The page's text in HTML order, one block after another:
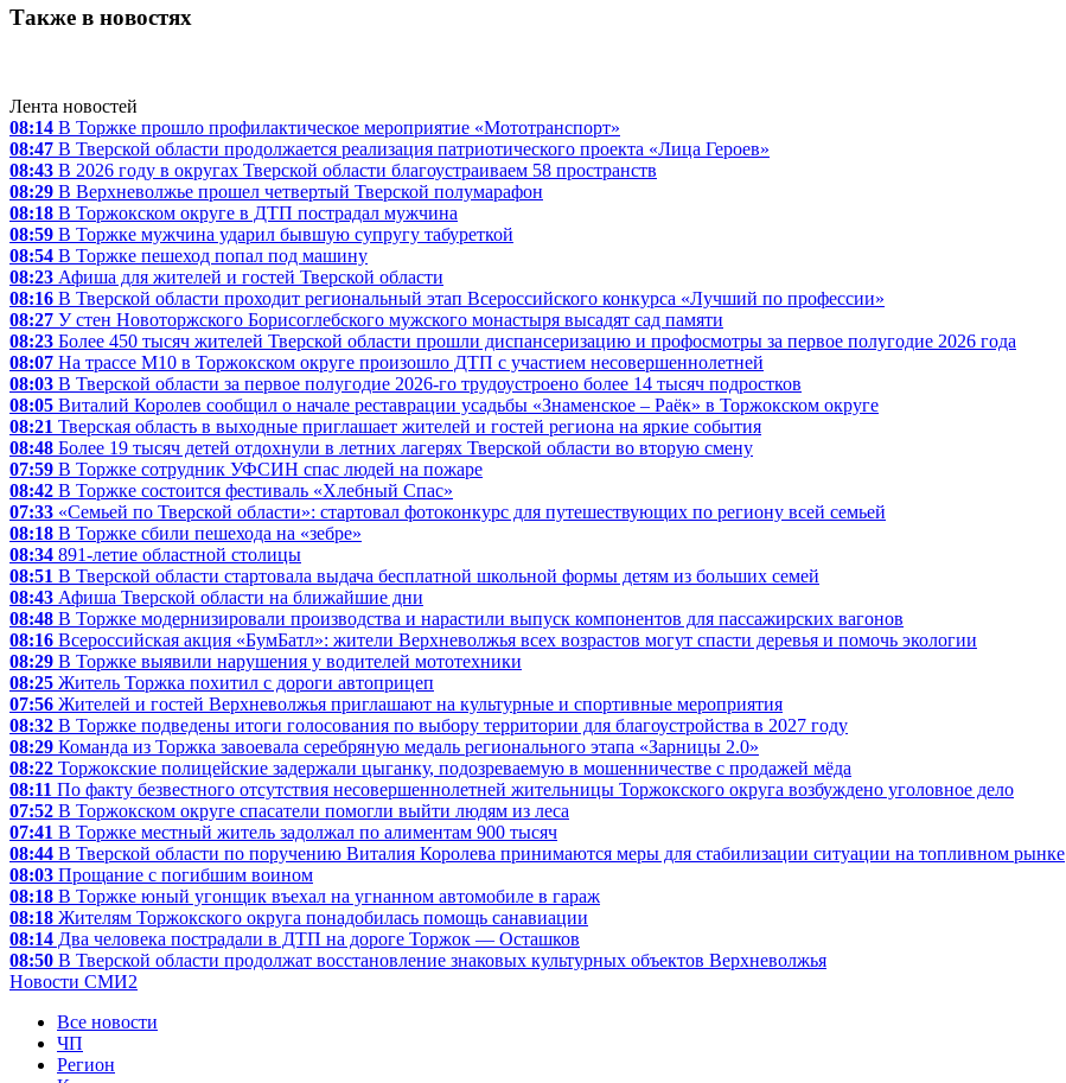
Также в новостях
Лента новостей
08:14 В Торжке прошло профилактическое мероприятие «Мототранспорт»
08:47 В Тверской области продолжается реализация патриотического проекта «Лица Героев»
08:43 В 2026 году в округах Тверской области благоустраиваем 58 пространств
08:29 В Верхневолжье прошел четвертый Тверской полумарафон
08:18 В Торжокском округе в ДТП пострадал мужчина
08:59 В Торжке мужчина ударил бывшую супругу табуреткой
08:54 В Торжке пешеход попал под машину
08:23 Афиша для жителей и гостей Тверской области
08:16 В Тверской области проходит региональный этап Всероссийского конкурса «Лучший по профессии»
08:27 У стен Новоторжского Борисоглебского мужского монастыря высадят сад памяти
08:23 Более 450 тысяч жителей Тверской области прошли диспансеризацию и профосмотры за первое полугодие 2026 года
08:07 На трассе М10 в Торжокском округе произошло ДТП с участием несовершеннолетней
08:03 В Тверской области за первое полугодие 2026-го трудоустроено более 14 тысяч подростков
08:05 Виталий Королев сообщил о начале реставрации усадьбы «Знаменское – Раёк» в Торжокском округе
08:21 Тверская область в выходные приглашает жителей и гостей региона на яркие события
08:48 Более 19 тысяч детей отдохнули в летних лагерях Тверской области во вторую смену
07:59 В Торжке сотрудник УФСИН спас людей на пожаре
08:42 В Торжке состоится фестиваль «Хлебный Спас»
07:33 «Семьей по Тверской области»: стартовал фотоконкурс для путешествующих по региону всей семьей
08:18 В Торжке сбили пешехода на «зебре»
08:34 891-летие областной столицы
08:51 В Тверской области стартовала выдача бесплатной школьной формы детям из больших семей
08:43 Афиша Тверской области на ближайшие дни
08:48 В Торжке модернизировали производства и нарастили выпуск компонентов для пассажирских вагонов
08:16 Всероссийская акция «БумБатл»: жители Верхневолжья всех возрастов могут спасти деревья и помочь экологии
08:29 В Торжке выявили нарушения у водителей мототехники
08:25 Житель Торжка похитил с дороги автоприцеп
07:56 Жителей и гостей Верхневолжья приглашают на культурные и спортивные мероприятия
08:32 В Торжке подведены итоги голосования по выбору территории для благоустройства в 2027 году
08:29 Команда из Торжка завоевала серебряную медаль регионального этапа «Зарницы 2.0»
08:22 Торжокские полицейские задержали цыганку, подозреваемую в мошенничестве с продажей мёда
08:11 По факту безвестного отсутствия несовершеннолетней жительницы Торжокского округа возбуждено уголовное дело
07:52 В Торжокском округе спасатели помогли выйти людям из леса
07:41 В Торжке местный житель задолжал по алиментам 900 тысяч
08:44 В Тверской области по поручению Виталия Королева принимаются меры для стабилизации ситуации на топливном рынке
08:03 Прощание с погибшим воином
08:18 В Торжке юный угонщик въехал на угнанном автомобиле в гараж
08:18 Жителям Торжокского округа понадобилась помощь санавиации
08:14 Два человека пострадали в ДТП на дороге Торжок — Осташков
08:50 В Тверской области продолжат восстановление знаковых культурных объектов Верхневолжья
Новости СМИ2
Все новости
ЧП
Регион